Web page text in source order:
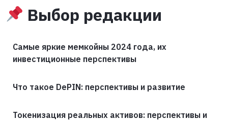
Выбор редакции
Самые яркие мемкойны 2024 года, их
инвестиционные перспективы
Что такое DePIN: перспективы и развитие
Токенизация реальных активов: перспективы и